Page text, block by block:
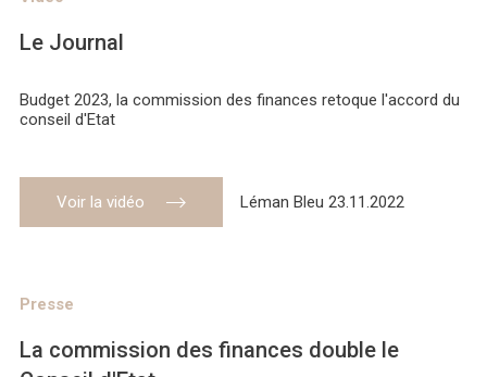
Le Journal
Budget 2023, la commission des finances retoque l'accord du
conseil d'Etat
Voir la vidéo Léman Bleu 23.11.2022
Presse
La commission des finances double le